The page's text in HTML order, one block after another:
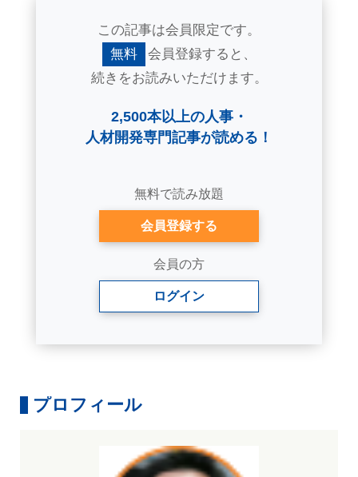
この記事は会員限定です。
無料
会員登録すると、
続きをお読みいただけます。
2,500本以上の人事・
人材開発専門記事が読める！
無料で読み放題
会員登録する
会員の方
ログイン
プロフィール